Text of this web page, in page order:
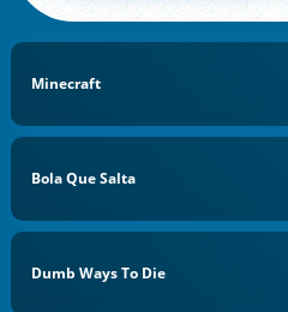
Minecraft
Bola Que Salta
Dumb Ways To Die